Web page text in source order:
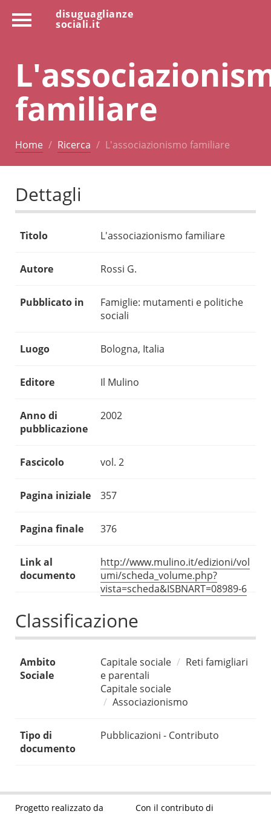
disuguaglianze
sociali.it
familiare
Home Ricerca L'associazionismo familiare
Dettagli
Titolo L'associazionismo familiare
Autore Rossi G.
Pubblicato in
Famiglie: mutamenti e politiche
sociali
Luogo Bologna, Italia
Editore Il Mulino
Anno di
pubblicazione
2002
Fascicolo vol. 2
Pagina iniziale 357
Pagina finale 376
Link al
documento
http://www.mulino.it/edizioni/vol
umi/scheda_volume.php?
vista=scheda&ISBNART=08989-6
Classificazione
Ambito
Sociale
Capitale sociale
Reti famigliari
e parentali
Capitale sociale
Associazionismo
Tipo di
documento
Pubblicazioni - Contributo
Progetto realizzato da Con il contributo di